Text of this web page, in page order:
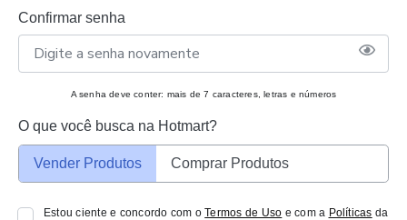
Confirmar senha
A senha deve conter: mais de 7 caracteres, letras e números
O que você busca na Hotmart?
Vender Produtos Comprar Produtos
Estou ciente e concordo com oTermos de Uso e com a Políticas da